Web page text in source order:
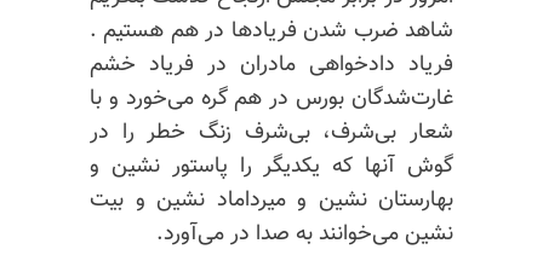
شاهد ضرب شدن فریادها در هم هستیم .
فریاد دادخواهی مادران در فریاد خشم
غارت‌شدگان بورس در هم گره می‌خورد و با
شعار بی‌شرف، بی‌شرف زنگ خطر را در
گوش آنها که یکدیگر را پاستور نشین و
بهارستان نشین و میرداماد نشین و بیت
نشین می‌خوانند به صدا در می‌آورد.